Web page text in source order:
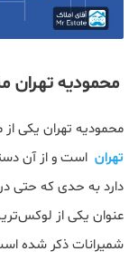
محمودیه تهران
محمودیه تهران یکی
تهران است و از آن
دارد به حدی که حتی
عنوان یکی از
شمیرانات ذکر شده